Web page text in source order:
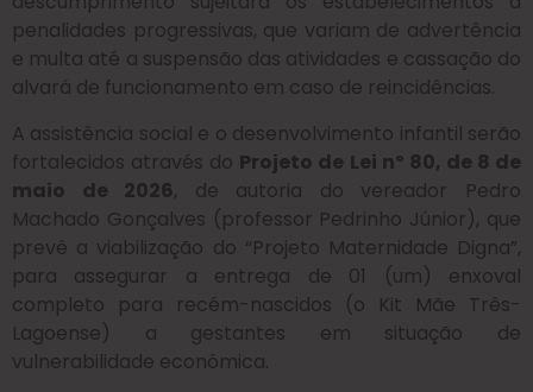
penalidades progressivas, que variam de advertência
e multa até a suspensão das atividades e cassação do
alvará de funcionamento em caso de reincidências.
A assistência social e o desenvolvimento infantil serão
fortalecidos através do Projeto de Lei nº 80, de 8 de
maio de 2026, de autoria do vereador Pedro
Machado Gonçalves (professor Pedrinho Júnior), que
prevê a viabilização do “Projeto Maternidade Digna”,
para assegurar a entrega de 01 (um) enxoval
completo para recém-nascidos (o Kit Mãe Três-
Lagoense) a gestantes em situação de
vulnerabilidade econômica.